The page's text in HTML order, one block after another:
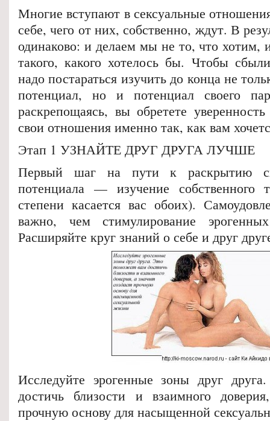
Многие вступают в сексуальные
себе, чего от них, собственно, ждут. В
одинаково: и делаем мы не то, что хотим,
такого, какого хотелось бы. Чтобы
надо постараться изучить до конца не
потенциал, но и потенциал своего
раскрепощаясь, вы обретете
свои отношения именно так, как вам
Этап 1 УЗНАЙТЕ ДРУГ ДРУГА ЛУЧШЕ
Первый шаг на пути к раскрытию
потенциала — изучение собственного
степени касается вас обоих).
важно, чем стимулирование
Расширяйте круг знаний о себе и друг
Исследуйте эрогенные зоны друг
достичь близости и взаимного
прочную основу для насыщенной